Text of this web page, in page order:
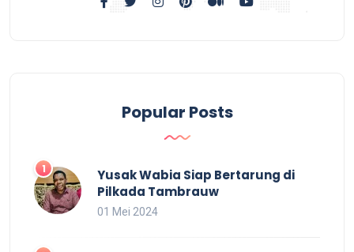
Popular Posts
Yusak Wabia Siap Bertarung di
Pilkada Tambrauw
01 Mei 2024